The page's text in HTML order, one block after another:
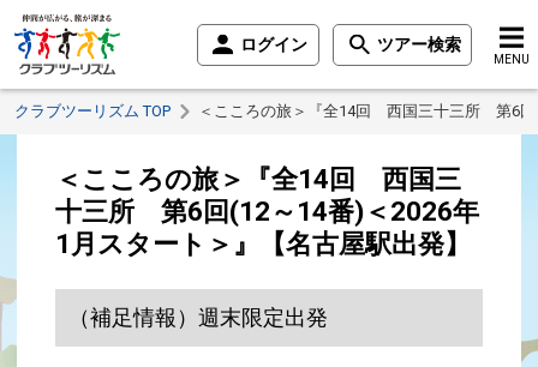
ログイン ツアー検索
MENU
クラブツーリズム TOP ＜こころの旅＞『全14回 西国三十三所 第6回
＜こころの旅＞『全14回 西国三
十三所 第6回(12～14番)＜2026年
1月スタート＞』【名古屋駅出発】
（補足情報）週末限定出発